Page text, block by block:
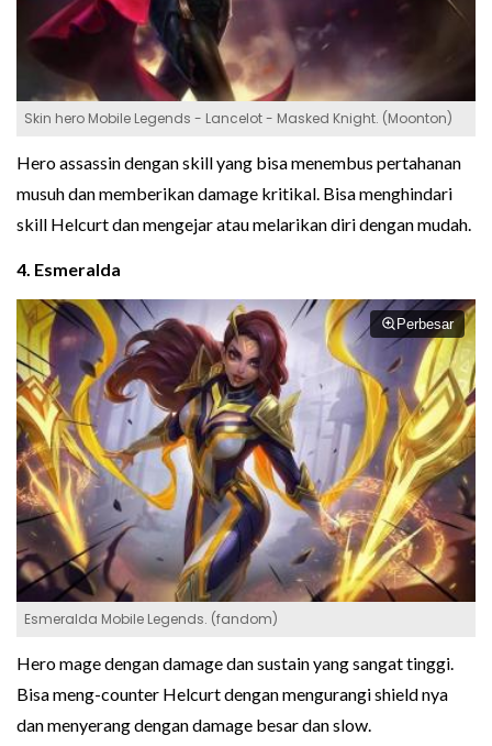
Skin hero Mobile Legends - Lancelot - Masked Knight. (Moonton)
Hero assassin dengan skill yang bisa menembus pertahanan
musuh dan memberikan damage kritikal. Bisa menghindari
skill Helcurt dan mengejar atau melarikan diri dengan mudah.
4. Esmeralda
Perbesar
Esmeralda Mobile Legends. (fandom)
Hero mage dengan damage dan sustain yang sangat tinggi.
Bisa meng-counter Helcurt dengan mengurangi shield nya
dan menyerang dengan damage besar dan slow.